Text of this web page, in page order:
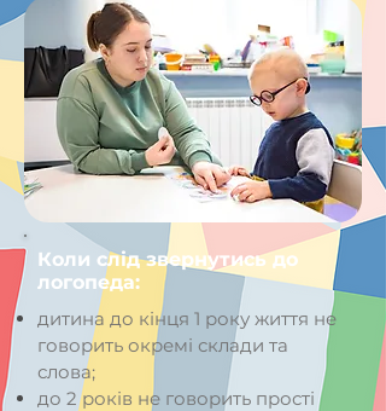
Коли слід звернутись до
логопеда:
дитина до кінця 1 року життя не
говорить окремі склади та
слова;
до 2 років не говорить прості